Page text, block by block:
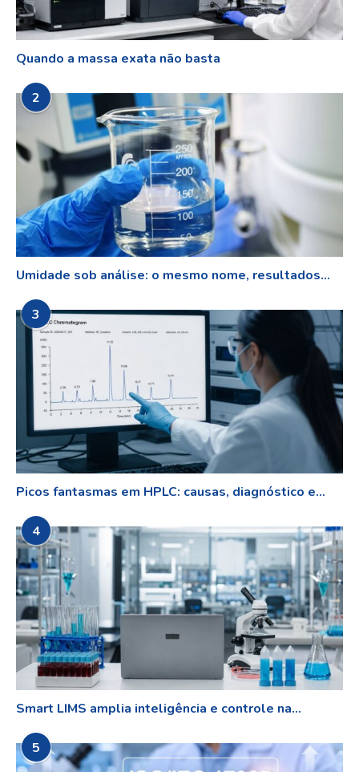
Quando a massa exata não basta
2
Umidade sob análise: o mesmo nome, resultados...
3
Picos fantasmas em HPLC: causas, diagnóstico e...
4
Smart LIMS amplia inteligência e controle na...
5